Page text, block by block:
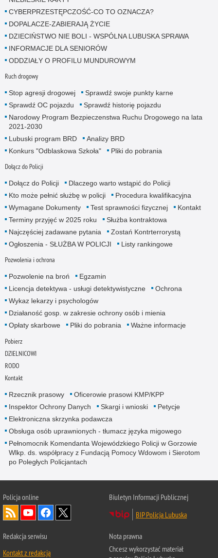
CYBERPRZESTĘPCZOŚĆ-CO TO OZNACZA?
DOPALACZE-ZABIERAJĄ ŻYCIE
DZIECIŃSTWO NIE BOLI - WSPÓLNA LUBUSKA SPRAWA
INFORMACJE DLA SENIORÓW
ODDZIAŁY O PROFILU MUNDUROWYM
Ruch drogowy
Stop agresji drogowej
Sprawdź swoje punkty karne
Sprawdź OC pojazdu
Sprawdź historię pojazdu
Narodowy Program Bezpieczenstwa Ruchu Drogowego na lata
2021-2030
Lubuski program BRD
Analizy BRD
Konkurs "Odblaskowa Szkoła"
Pliki do pobrania
Dołącz do Policji
Dołącz do Policji
Dlaczego warto wstąpić do Policji
Kto może pełnić służbę w policji
Procedura kwalifikacyjna
Wymagane Dokumenty
Test sprawności fizycznej
Kontakt
Terminy przyjęć w 2025 roku
Służba kontraktowa
Najczęściej zadawane pytania
Zostań Kontrterrorystą
Ogłoszenia - SŁUŻBA W POLICJI
Listy rankingowe
Pozwolenia i ochrona
Pozwolenie na broń
Egzamin
Licencja detektywa - usługi detektywistyczne
Ochrona
Wykaz lekarzy i psychologów
Działaność gosp. w zakresie ochrony osób i mienia
Opłaty skarbowe
Pliki do pobrania Ważne informacje
Pobierz
DZIELNICOWI
RODO
Kontakt
Rzecznik prasowy
Oficerowie prasowi KMP/KPP
Inspektor Ochrony Danych
Skargi i wnioski
Petycje
Elektroniczna skrzynka podawcza
Obsługa osób uprawnionych - tłumacz języka migowego
Pełnomocnik Komendanta Wojewódzkiego Policji w Gorzowie
Wlkp. ds. współpracy z Fundacją Pomocy Wdowom i Sierotom
po Poległych Policjantach
Policja online
Biuletyn Informacji Publicznej
BIP Policja Lubuska
Redakcja serwisu
Kontakt z redakcją
Nota prawna
Chcesz wykorzystać materiał